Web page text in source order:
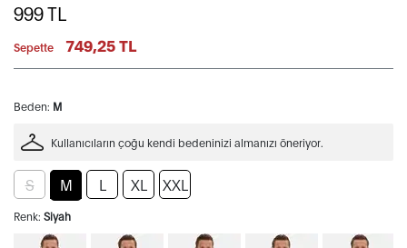
999TL
Sepette 749,25 TL
Beden: M
Kullanıcıların çoğu kendi bedeninizi almanızı öneriyor.
S M L XL XXL
Renk: Siyah